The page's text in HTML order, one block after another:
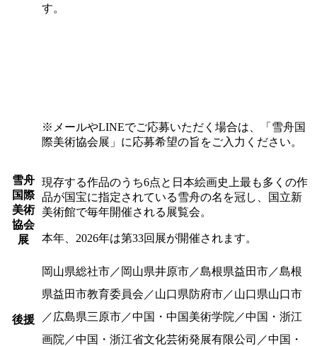
す。
※メールやLINEでご応募いただく場合は、「雪舟国
際美術協会展」に応募希望の旨をご入力ください。
雪舟
国際
美術
協会
展
現存する作品のうち6点と日本絵画史上最も多くの作
品が国宝に指定されている雪舟の名を冠し、国立新
美術館で毎年開催される展覧会。
本年、2026年は第33回展が開催されます。
後援
岡山県総社市／岡山県井原市／島根県益田市／島根
県益田市教育委員会／山口県防府市／山口県山口市
／広島県三原市／中国・中国美術学院／中国・浙江
画院／中国・浙江省文化芸術発展有限公司／中国・